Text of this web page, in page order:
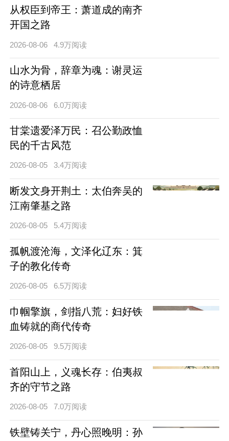
从权臣到帝王：萧道成的南齐
开国之路
2026-08-06 4.9万阅读
山水为骨，辞章为魂：谢灵运
的诗意栖居
2026-08-06 6.0万阅读
甘棠遗爱泽万民：召公勤政恤
民的千古风范
2026-08-05 3.4万阅读
断发文身开荆土：太伯奔吴的
江南肇基之路
2026-08-05 5.4万阅读
孤帆渡沧海，文泽化辽东：箕
子的教化传奇
2026-08-05 6.5万阅读
巾帼擎旗，剑指八荒：妇好铁
血铸就的商代传奇
2026-08-05 9.5万阅读
首阳山上，义魂长存：伯夷叔
齐的守节之路
2026-08-05 7.0万阅读
铁壁铸关宁，丹心照晚明：孙